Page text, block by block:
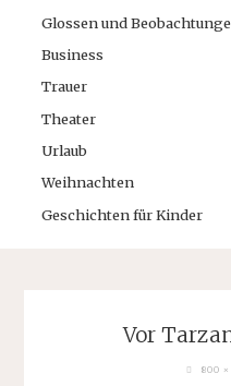
Glossen und
Business
Trauer
Theater
Urlaub
Weihnachten
Geschichten für Kinder
Vor
FULL800 ×